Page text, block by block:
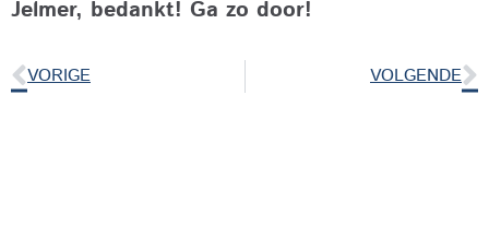
Jelmer, bedankt! Ga zo door!
VORIGE VOLGENDE